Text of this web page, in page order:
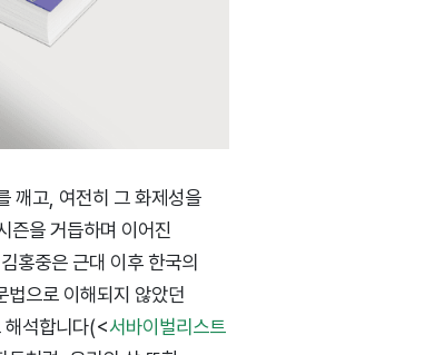
깨고, 여전히 그 화제성을
즌을 거듭하며 이어진
홍중은 근대 이후 한국의
법으로 이해되지 않았던
해석합니다(<서바이벌리스트